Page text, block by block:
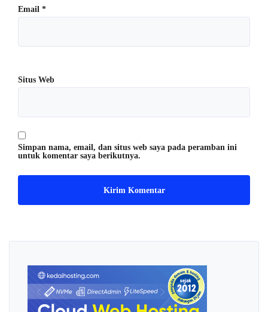
Email *
Situs Web
Simpan nama, email, dan situs web saya pada peramban ini
untuk komentar saya berikutnya.